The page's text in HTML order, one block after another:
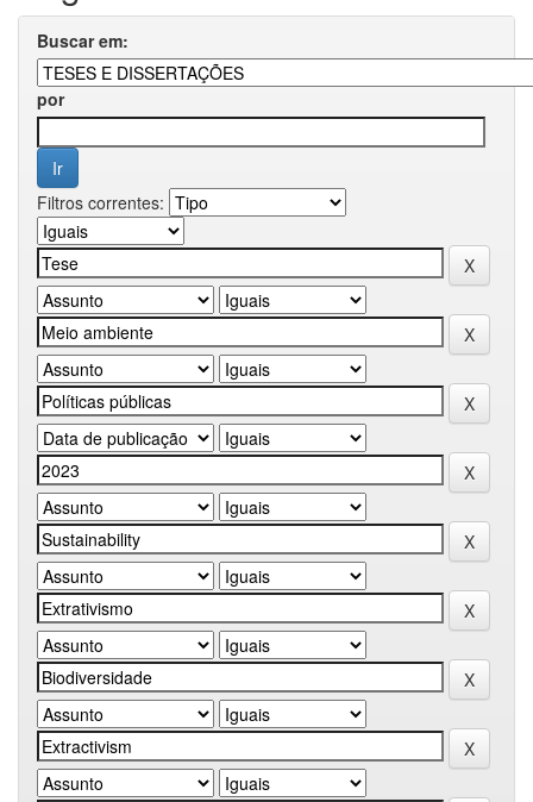
Buscar em:
por
Filtros correntes: